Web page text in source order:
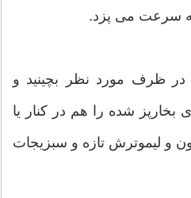
به سرعت می پزد.
در ظرف مورد‌ نظر بچینید و
شده را هم در كنار يا
و ليموترش تازه و سبزيجات